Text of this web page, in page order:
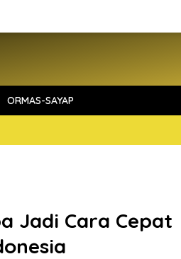
ORMAS-SAYAP
Jadi Cara Cepat